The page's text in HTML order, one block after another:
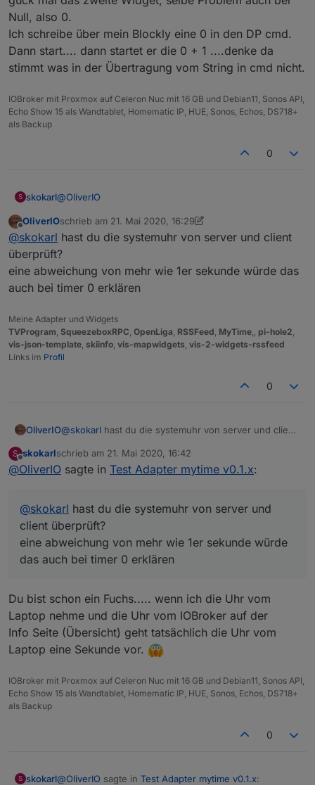
berechnet. Wenn beide Uhren unterschiedlich laufen,
Rechner an einen Zeitserver hängen
Null, also 0.
Ich schreibe über mein Blockly eine 0 in den DP cmd.
Dann start.... dann startet er die 0 + 1 ....denke da
stimmt was in der Übertragung vom String in cmd nicht.
IOBroker mit Proxmox auf Celeron Nuc mit 16 GB und Debian11, Sonos API,
Echo Show 15 als Wandtablet, Homematic IP, HUE, Sonos, Echos, DS718+
als Backup
0
S skokarl@OliverIO
guck mal das zweite Widget, selbe Problem auch bei
Null, also 0.
Ich schreibe über mein Blockly eine 0 in den DP cmd.
stimmt was in der Übertragung vom String in cmd nicht.
Offline
OliverIOschrieb am 21. Mai 2020, 16:29
zuletzt editiert von OliverIO
@skokarl hast du die systemuhr von server und client
überprüft?
eine abweichung von mehr wie 1er sekunde würde das
auch bei timer 0 erklären
Meine Adapter und Widgets
TVProgram SqueezeboxRPC OpenLiga RSSFeed MyTime pi-hole2
vis-json-template skiinfo vis-mapwidgets vis-2-widgets-rssfeed
Links im Profil
0
OliverIO@skokarl hast du die systemuhr von server und client
eine abweichung von mehr wie 1er sekunde würde
das auch bei timer 0 erklären
S
Offline
skokarlschrieb am 21. Mai 2020, 16:42
zuletzt editiert von
@OliverIO sagte in Test Adapter mytime v0.1.x:
@skokarl hast du die systemuhr von server und
client überprüft?
eine abweichung von mehr wie 1er sekunde würde
das auch bei timer 0 erklären
Du bist schon ein Fuchs..... wenn ich die Uhr vom
Laptop nehme und die Uhr vom IOBroker auf der
Info Seite (Übersicht) geht tatsächlich die Uhr vom
Laptop eine Sekunde vor.
IOBroker mit Proxmox auf Celeron Nuc mit 16 GB und Debian11, Sonos API,
Echo Show 15 als Wandtablet, Homematic IP, HUE, Sonos, Echos, DS718+
als Backup
0
S skokarl@OliverIO sagte in Test Adapter mytime v0.1.x: